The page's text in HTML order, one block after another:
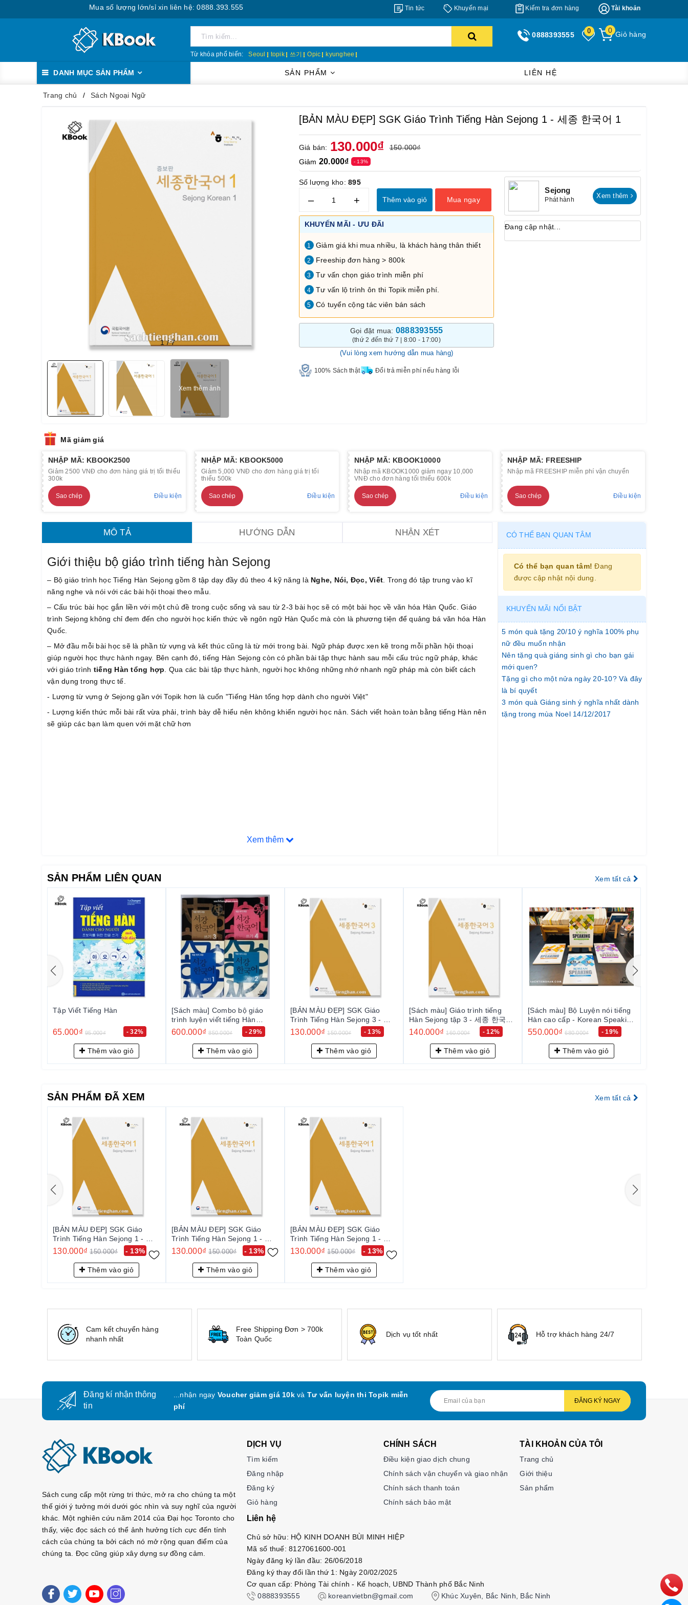
Mua số lượng lớn/sỉ xin liên hệ: 0888.393.555 Tài khoản
Kiểm tra đơn hàng
Khuyến mại
Tin tức
Từ khóa phổ biến: Seoul topik 쓰기 Opic kyunghee
Giỏ hàng
0
0
0888393555
DANH MỤC SẢN PHẨM SẢN PHẨM LIÊN HỆ
Trang chủ Sách Ngoại Ngữ
1/7
Xem thêm ảnh
[BẢN MÀU ĐẸP] SGK Giáo Trình Tiếng Hàn Sejong 1 - 세종 한국어 1
Giá bán: 130.000₫
150.000₫
Giảm 20.000₫ - 13%
Số lượng kho:895
– + Thêm vào giỏ Mua ngay
KHUYẾN MÃI - ƯU ĐÃI
1 Giảm giá khi mua nhiều, là khách hàng thân thiết
2 Freeship đơn hàng > 800k
3 Tư vấn chọn giáo trình miễn phí
4 Tư vấn lộ trình ôn thi Topik miễn phí.
5 Có tuyển cộng tác viên bán sách
Gọi đặt mua: 0888393555
(thứ 2 đến thứ 7 | 8:00 - 17:00)
(Vui lòng xem hướng dẫn mua hàng)
100% Sách thật Đổi trả miễn phí nếu hàng lỗi
Sejong
Phát hành Xem thêm
Đang cập nhật...
Mã giảm giá
NHẬP MÃ: KBOOK2500
Giảm 2500 VNĐ cho đơn hàng giá trị tối thiểu
300k
Sao chép Điều kiện
NHẬP MÃ: KBOOK5000
Giảm 5,000 VNĐ cho đơn hàng giá trị tối
thiểu 500k
Sao chép Điều kiện
NHẬP MÃ: KBOOK10000
Nhập mã KBOOK1000 giảm ngay 10,000
VNĐ cho đơn hàng tối thiểu 600k
Sao chép Điều kiện
NHẬP MÃ: FREESHIP
Nhập mã FREESHIP miễn phí vận chuyển
Sao chép Điều kiện
MÔ TẢ HƯỚNG DẪN NHẬN XÉT
Giới thiệu bộ giáo trình tiếng hàn Sejong
– Bộ giáo trình học Tiếng Hàn Sejong gồm 8 tập dạy đầy đủ theo 4 kỹ năng là Nghe, Nói, Đọc, Viết . Trong đó tập trung vào kĩ
năng nghe và nói với các bài hội thoại theo mẫu.
– Cấu trúc bài học gắn liền với một chủ đề trong cuộc sống và sau từ 2-3 bài học sẽ có một bài học về văn hóa Hàn Quốc. Giáo
trình Sejong không chỉ đem đến cho người học kiến thức về ngôn ngữ Hàn Quốc mà còn là phương tiện để quảng bá văn hóa Hàn
Quốc.
– Mở đầu mỗi bài học sẽ là phần từ vựng và kết thúc cũng là từ mới trong bài. Ngữ pháp được xen kẽ trong mỗi phần hội thoại
giúp người học thực hành ngay. Bên cạnh đó, tiếng Hàn Sejong còn có phần bài tập thực hành sau mỗi cấu trúc ngữ pháp, khác
với giáo trình tiếng Hàn tổng hợp . Qua các bài tập thực hành, người học không những nhớ nhanh ngữ pháp mà còn biết cách
vận dụng trong thực tế.
- Lượng từ vựng ở Sejong gần với Topik hơn là cuốn "Tiếng Hàn tổng hợp dành cho người Việt"
- Lượng kiến thức mỗi bài rất vừa phải, trình bày dễ hiểu nên không khiến người học nản. Sách viết hoàn toàn bằng tiếng Hàn nên
sẽ giúp các bạn làm quen với mặt chữ hơn
Xem thêm
CÓ THỂ BẠN QUAN TÂM
Có thể bạn quan tâm! Đang
được cập nhật nội dung.
KHUYẾN MÃI NỔI BẬT
5 món quà tặng 20/10 ý nghĩa 100% phụ
nữ đều muốn nhận
Nên tặng quà giáng sinh gì cho bạn gái
mới quen?
Tặng gì cho một nửa ngày 20-10? Và đây
là bí quyết
3 món quà Giáng sinh ý nghĩa nhất dành
tặng trong mùa Noel 14/12/2017
SẢN PHẨM LIÊN QUAN Xem tất cả
Tập Viết Tiếng Hàn
65.000₫ 95.000₫ - 32%
Thêm vào giỏ
[Sách màu] Combo bộ giáo
trình luyện viết tiếng Hàn
Sogang - 서강 한국어 쓰기
600.000₫ 850.000₫ - 29%
Thêm vào giỏ
[BẢN MÀU ĐẸP] SGK Giáo
Trình Tiếng Hàn Sejong 3 - 세
종 한국어 3
130.000₫ 150.000₫ - 13%
Thêm vào giỏ
[Sách màu] Giáo trình tiếng
Hàn Sejong tập 3 - 세종 한국어
3
140.000₫ 160.000₫ - 12%
Thêm vào giỏ
[Sách màu] Bộ Luyện nói tiếng
Hàn cao cấp - Korean Speaking
Advance
550.000₫ 680.000₫ - 19%
Thêm vào giỏ
SẢN PHẨM ĐÃ XEM Xem tất cả
- 13%
[BẢN MÀU ĐẸP] SGK Giáo
Trình Tiếng Hàn Sejong 1 - 세
종 한국어 1
130.000₫ 150.000₫
Thêm vào giỏ
- 13%
[BẢN MÀU ĐẸP] SGK Giáo
Trình Tiếng Hàn Sejong 1 - 세
종 한국어 1
130.000₫ 150.000₫
Thêm vào giỏ
- 13%
[BẢN MÀU ĐẸP] SGK Giáo
Trình Tiếng Hàn Sejong 1 - 세
종 한국어 1
130.000₫ 150.000₫
Thêm vào giỏ
Cam kết chuyển hàng
nhanh nhất
Free Shipping Đơn > 700k
Toàn Quốc
Dịch vụ tốt nhất Hỗ trợ khách hàng 24/7
Đăng kí nhận thông
tin
...nhận ngay Voucher giảm giá 10kvà Tư vấn luyện thi Topik miễn
phí
ĐĂNG KÝ NGAY
Sách cung cấp một rừng tri thức, mở ra cho chúng ta một
thế giới ý tưởng mới dưới góc nhìn và suy nghĩ của người
khác. Một nghiên cứu năm 2014 của Đại học Toronto cho
thấy, việc đọc sách có thể ảnh hưởng tích cực đến tính
cách của chúng ta bởi cách nó mở rộng quan điểm của
chúng ta. Đọc cũng giúp xây dựng sự đồng cảm.
DỊCH VỤ
Tìm kiếm
Đăng nhập
Đăng ký
Giỏ hàng
CHÍNH SÁCH
Điều kiện giao dịch chung
Chính sách vận chuyển và giao nhận
Chính sách thanh toán
Chính sách bảo mật
TÀI KHOẢN CỦA TÔI
Trang chủ
Giới thiệu
Sản phẩm
Liên hệ
Chủ sở hữu: HỘ KINH DOANH BÙI MINH HIỆP
Mã số thuế: 8127061600-001
Ngày đăng ký lần đầu: 26/06/2018
Đăng ký thay đổi lần thứ 1: Ngày 20/02/2025
Cơ quan cấp: Phòng Tài chính - Kế hoạch, UBND Thành phố Bắc Ninh
0888393555
koreanvietbn@gmail.com Khúc Xuyên, Bắc Ninh, Bắc Ninh